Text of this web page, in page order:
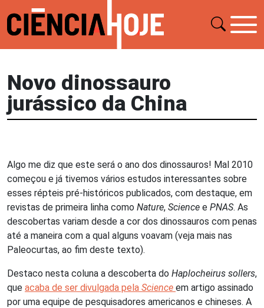
Novo dinossauro
jurássico da China
Algo me diz que este será o ano dos dinossauros! Mal 2010
começou e já tivemos vários estudos interessantes sobre
esses répteis pré-históricos publicados, com destaque, em
revistas de primeira linha como Nature, Science e PNAS. As
descobertas variam desde a cor dos dinossauros com penas
até a maneira com a qual alguns voavam (veja mais nas
Paleocurtas, ao fim deste texto).
Destaco nesta coluna a descoberta do Haplocheirus sollers,
que acaba de ser divulgada pela Science em artigo assinado
por uma equipe de pesquisadores americanos e chineses. A